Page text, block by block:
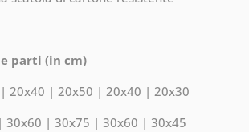
parti (in cm)
20x40 | 20x50 | 20x40 | 20x30
30x60 | 30x75 | 30x60 | 30x45